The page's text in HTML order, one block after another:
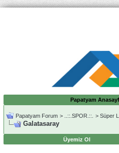
Papatyam
Papatyam Forum > ..::.SPOR.::. > Süper
Galatasaray
Üyemiz Ol